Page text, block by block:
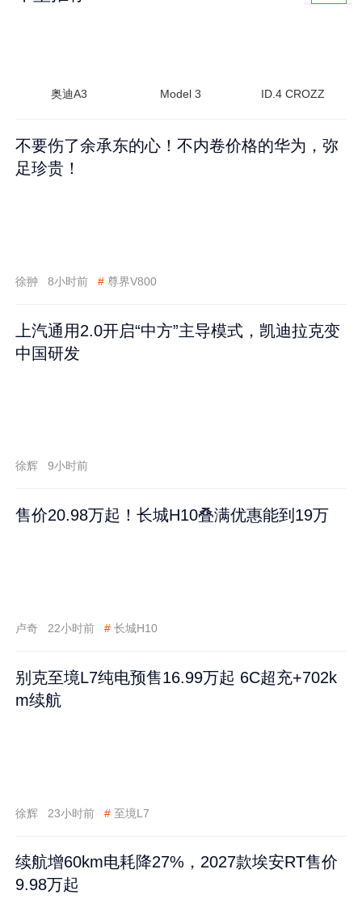
奥迪A3 Model 3 ID.4 CROZZ
不要伤了余承东的心！不内卷价格的华为，弥
足珍贵！
徐翀 8小时前 # 尊界V800
上汽通用2.0开启“中方”主导模式，凯迪拉克变
中国研发
徐辉 9小时前
售价20.98万起！长城H10叠满优惠能到19万
卢奇 22小时前 # 长城H10
别克至境L7纯电预售16.99万起 6C超充+702k
m续航
徐辉 23小时前 # 至境L7
续航增60km电耗降27%，2027款埃安RT售价
9.98万起